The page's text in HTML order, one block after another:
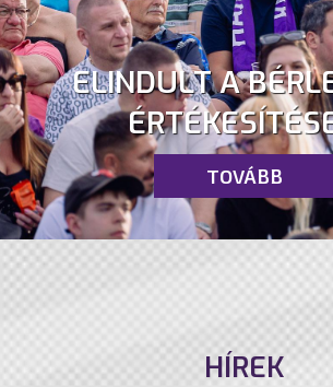
ELINDULT A
TOVÁBB
HÍREK